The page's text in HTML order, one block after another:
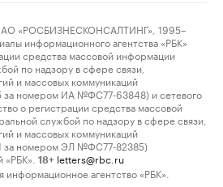
«РОСБИЗНЕСКОНСАЛТИНГ», 1995–
информационного агентства «РБК»
средства массовой информации
по надзору в сфере связи,
и массовых коммуникаций
за номером ИА №ФС77-63848) и сетевого
о регистрации средства массовой
службой по надзору в сфере связи,
и массовых коммуникаций
за номером ЭЛ №ФС77-82385)
18+ letters@rbc.ru
информационное агентство «РБК».